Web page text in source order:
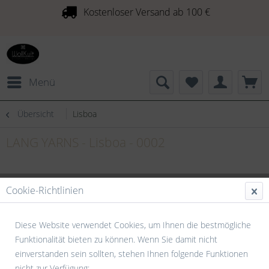
Kostenloser Versand ab 100 €
Menü
Übersicht Lisboa
Cookie-Richtlinien
Diese Website verwendet Cookies, um Ihnen die bestmögliche
Funktionalität bieten zu können. Wenn Sie damit nicht
einverstanden sein sollten, stehen Ihnen folgende Funktionen